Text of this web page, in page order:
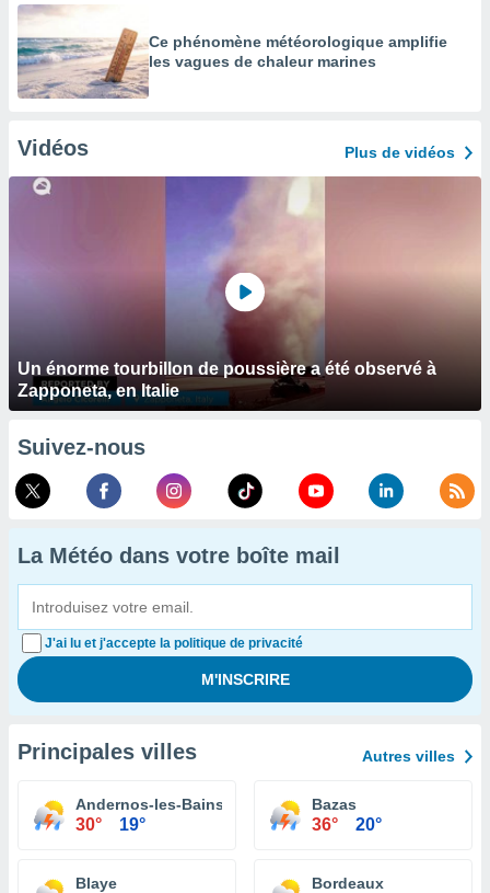
Ce phénomène météorologique amplifie
les vagues de chaleur marines
Vidéos Plus de vidéos
Un énorme tourbillon de poussière a été observé à
Zapponeta, en Italie
Suivez-nous
La Météo dans votre boîte mail
J'ai lu et j'accepte la politique de privacité
Principales villes Autres villes
Andernos-les-Bains
30° 19°
Bazas
36° 20°
Blaye Bordeaux